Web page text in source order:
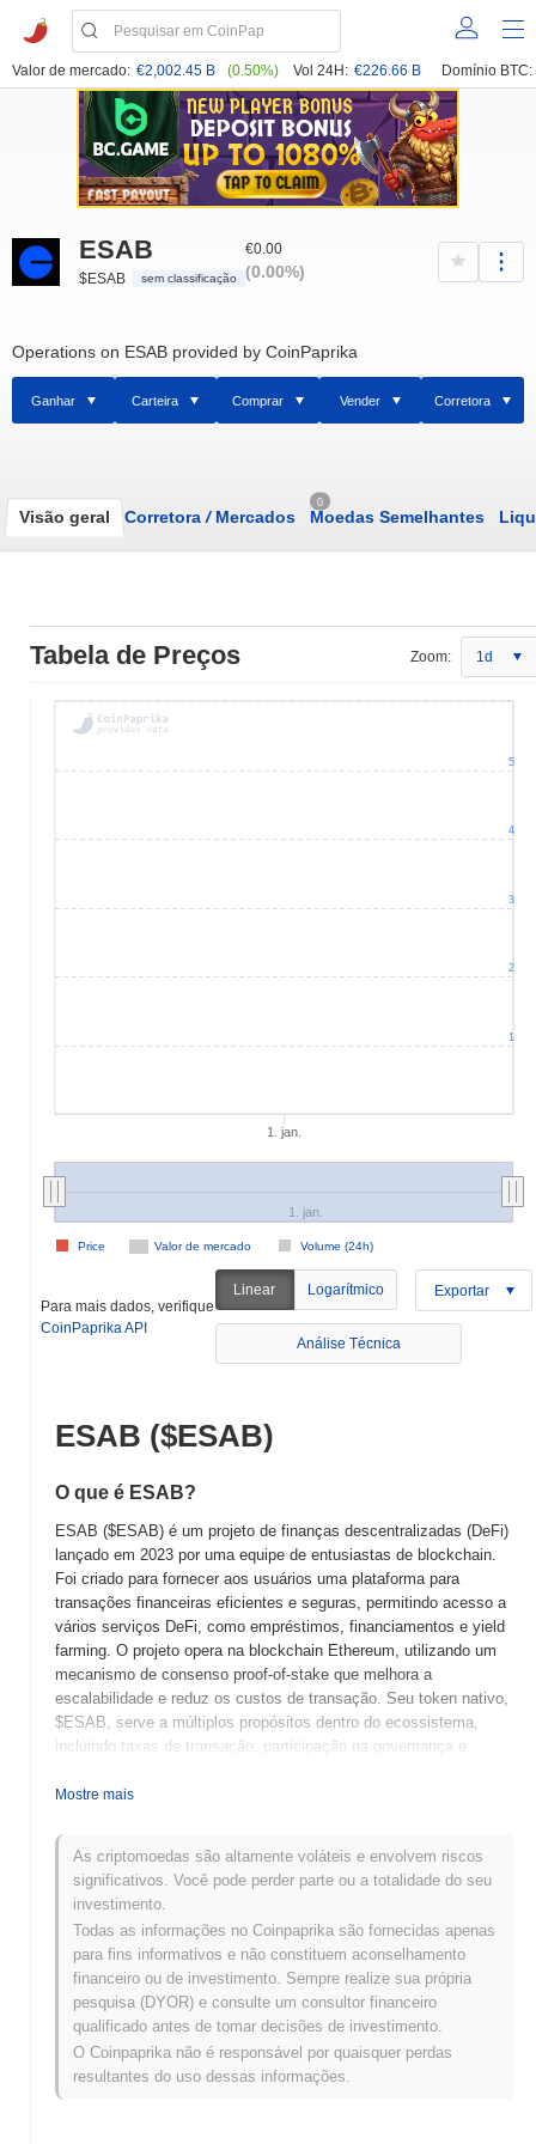
Valor de mercado: €2,002.45 B (0.50%) Vol 24H: €226.66 B Domínio BTC:
ESAB
$ESAB sem classificação
€0.00
(0.00%)
Operations on ESAB provided by CoinPaprika
Ganhar Carteira Comprar Vender Corretora
Visão geral Corretora /Mercados
0
Moedas Semelhantes
Tabela de Preços Zoom: 1d
1. jan.
Valor de mercado Volume (24h)
Price
1. jan.
1
2
3
4
5
Para mais dados, verifique
CoinPaprika API
Linear Logarítmico Exportar
Análise Técnica
ESAB ($ESAB)
O que é ESAB?
ESAB ($ESAB) é um projeto de finanças descentralizadas (DeFi)
lançado em 2023 por uma equipe de entusiastas de blockchain.
Foi criado para fornecer aos usuários uma plataforma para
transações financeiras eficientes e seguras, permitindo acesso a
vários serviços DeFi, como empréstimos, financiamentos e yield
farming. O projeto opera na blockchain Ethereum, utilizando um
mecanismo de consenso proof-of-stake que melhora a
escalabilidade e reduz os custos de transação. Seu token nativo,
$ESAB, serve a múltiplos propósitos dentro do ecossistema,
incluindo taxas de transação, participação na governança e
inovadora de integrar finanças tradicionais com tecnologia
enquanto mantém alta segurança e transparência. Isso a
posiciona como um jogador significativo no cenário DeFi em
rápida evolução, atendendo tanto a usuários novatos quanto
experientes que buscam aproveitar soluções financeiras
descentralizadas.
Quando e como o ESAB começou?
ESAB teve origem em março de 2021, quando a equipe
fundadora lançou seu whitepaper, delineando a visão e a estrutura
técnica do projeto. O projeto lançou sua testnet em junho de
2021, permitindo que desenvolvedores e primeiros adotantes
Mostre mais
As criptomoedas são altamente voláteis e envolvem riscos
significativos. Você pode perder parte ou a totalidade do seu
investimento.
Todas as informações no Coinpaprika são fornecidas apenas
para fins informativos e não constituem aconselhamento
financeiro ou de investimento. Sempre realize sua própria
pesquisa (DYOR) e consulte um consultor financeiro
qualificado antes de tomar decisões de investimento.
O Coinpaprika não é responsável por quaisquer perdas
resultantes do uso dessas informações.